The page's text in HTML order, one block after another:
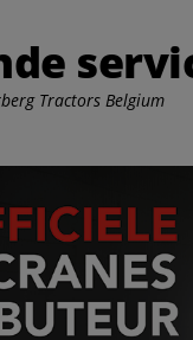
Tractors Belgium